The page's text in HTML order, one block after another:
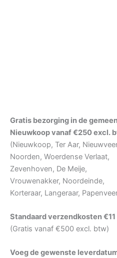
Gratis bezorging in de
Nieuwkoop vanaf €250 excl.
(Nieuwkoop, Ter Aar,
Noorden, Woerdense Verlaat,
Zevenhoven, De Meije,
Vrouwenakker, Noordeinde,
Korteraar, Langeraar,
Standaard verzendkosten €11
(Gratis vanaf €500 excl. btw)
Voeg de gewenste